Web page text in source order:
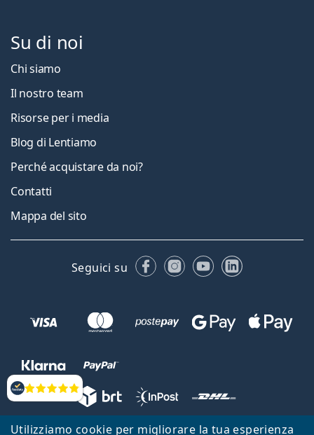
Utilizziamo cookie per migliorare la tua esperienza
Valutazione
Su di noi
Chi siamo
Il nostro team
Risorse per i media
Blog di Lentiamo
Perché acquistare da noi?
Contatti
Mappa del sito
Seguici su FacebookInstagram
YouTubeLinkedIn